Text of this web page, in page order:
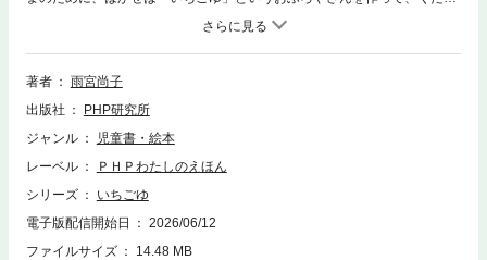
の達をほろぼすのはどうかと提案しました。そうして作られた「いちご
ゆ」は、床も壁もまっかっか。王さまは、どうやってくだもの達をほろぼ
そうとしているのか、「いちごゆ」に入って確かめることにしました。入
るだけでシワが消える「ぷるぷるのゆ」や、キズがなくなる「つやつやの
れもあまりの気持ちよさに、うまいことばが見つかりません。そうして、
「いちごゆ」のすばらしさに感動した王さまは、考えを改め
著者
雨宮尚子
出版社
PHP研究所
ジャンル
児童書・絵本
レーベル
ＰＨＰわたしのえほん
シリーズ
いちごゆ
電子版配信開始日
2026/06/12
ファイルサイズ
14.48 MB